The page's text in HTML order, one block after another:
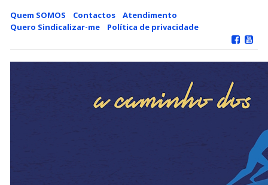
Skip
content
Quem SOMOS Contactos
Atendimento
Quero Sindicalizar-me
Política de privacidade